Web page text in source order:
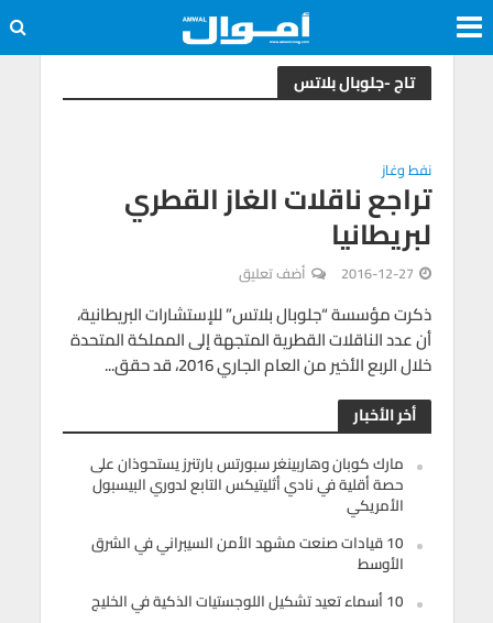
تاج -جلوبال بلاتس
نفط وغاز
تراجع ناقلات الغاز القطري
لبريطانيا
2016-12-27 أضف تعليق
ذكرت مؤسسة “جلوبال بلاتس” للإستشارات البريطانية،
أن عدد الناقلات القطرية المتجهة إلى المملكة المتحدة
خلال الربع الأخير من العام الجاري 2016، قد حقق...
أخر الأخبار
مارك كوبان وهاربينغر سبورتس بارتنرز يستحوذان على
حصة أقلية في نادي أثليتيكس التابع لدوري البيسبول
الأمريكي
10 قيادات صنعت مشهد الأمن السيبراني في الشرق
الأوسط
10 أسماء تعيد تشكيل اللوجستيات الذكية في الخليج